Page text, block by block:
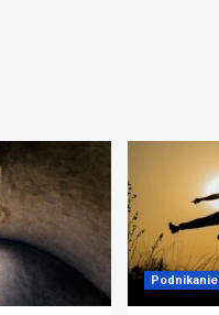
Podnikanie